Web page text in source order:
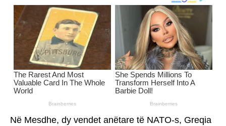
Në Mesdhe, dy vendet anëtare të NATO-s, Greqia